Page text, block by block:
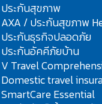
ประกันสุขภาพ
AXA / ประกันสุขภาพ
ประกันธุรกิจปลอดภัย
ประกันอัคคีภัยบ้าน
V Travel
Domestic travel
SmartCare Essential